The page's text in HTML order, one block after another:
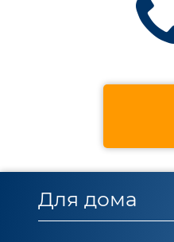
Для дома